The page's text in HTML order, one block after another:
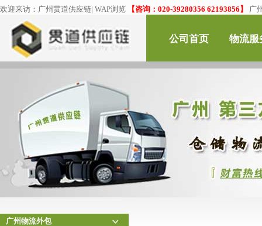
欢迎来访： 广州贯道供应链| WAP浏览 【咨询：020-39280356 62193856】 广
公司首页 物流服
广州物流外包